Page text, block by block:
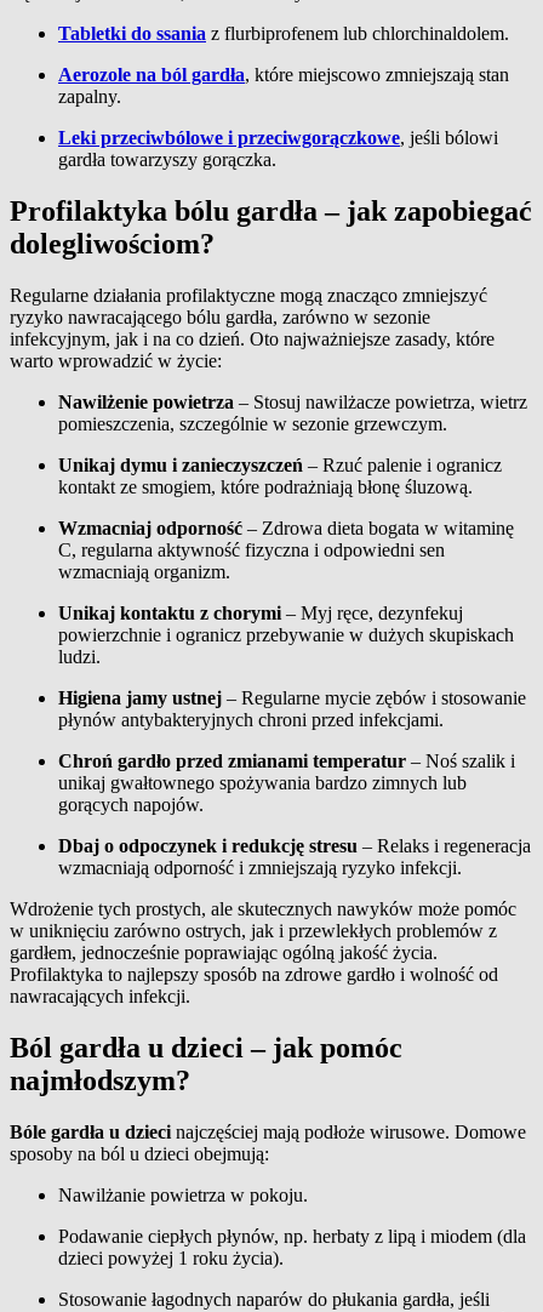
Tabletki do ssania z flurbiprofenem lub chlorchinaldolem.
Aerozole na ból gardła, które miejscowo zmniejszają stan
zapalny.
Leki przeciwbólowe i przeciwgorączkowe, jeśli bólowi
gardła towarzyszy gorączka.
Profilaktyka bólu gardła – jak zapobiegać
dolegliwościom?
Regularne działania profilaktyczne mogą znacząco zmniejszyć
ryzyko nawracającego bólu gardła, zarówno w sezonie
infekcyjnym, jak i na co dzień. Oto najważniejsze zasady, które
warto wprowadzić w życie:
Nawilżenie powietrza – Stosuj nawilżacze powietrza, wietrz
pomieszczenia, szczególnie w sezonie grzewczym.
Unikaj dymu i zanieczyszczeń – Rzuć palenie i ogranicz
kontakt ze smogiem, które podrażniają błonę śluzową.
Wzmacniaj odporność – Zdrowa dieta bogata w witaminę
C, regularna aktywność fizyczna i odpowiedni sen
wzmacniają organizm.
Unikaj kontaktu z chorymi – Myj ręce, dezynfekuj
powierzchnie i ogranicz przebywanie w dużych skupiskach
ludzi.
Higiena jamy ustnej – Regularne mycie zębów i stosowanie
płynów antybakteryjnych chroni przed infekcjami.
Chroń gardło przed zmianami temperatur – Noś szalik i
unikaj gwałtownego spożywania bardzo zimnych lub
gorących napojów.
Dbaj o odpoczynek i redukcję stresu – Relaks i regeneracja
wzmacniają odporność i zmniejszają ryzyko infekcji.
Wdrożenie tych prostych, ale skutecznych nawyków może pomóc
w uniknięciu zarówno ostrych, jak i przewlekłych problemów z
gardłem, jednocześnie poprawiając ogólną jakość życia.
Profilaktyka to najlepszy sposób na zdrowe gardło i wolność od
nawracających infekcji.
Ból gardła u dzieci – jak pomóc
najmłodszym?
Bóle gardła u dzieci najczęściej mają podłoże wirusowe. Domowe
sposoby na ból u dzieci obejmują:
Nawilżanie powietrza w pokoju.
Podawanie ciepłych płynów, np. herbaty z lipą i miodem (dla
dzieci powyżej 1 roku życia).
Stosowanie łagodnych naparów do płukania gardła, jeśli